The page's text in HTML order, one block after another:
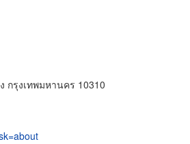
กรุงเทพมหานคร 10310